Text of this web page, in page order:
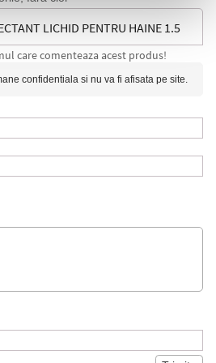
LICHID PENTRU HAINE 1.5
care comenteaza acest produs!
confidentiala si nu va fi afisata pe site.